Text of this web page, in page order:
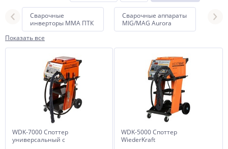
Сварочные
инверторы ММА ПТК
Сварочные аппараты
MIG/MAG Aurora
Показать все
WDK-7000 Споттер
универсальный с
WDK-5000 Споттер
WiederKraft